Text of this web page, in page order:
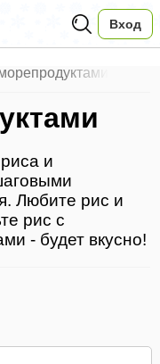
Вход
и
Любите рис и
рис с
- будет вкусно!